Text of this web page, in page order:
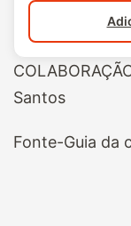
Santos
Fonte-Guia da